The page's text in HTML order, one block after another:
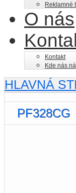
Reklamné
O nás
Kontakt
Kde nás
HLAVNÁ
PF328CG